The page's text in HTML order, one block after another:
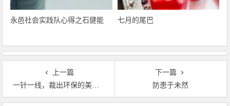
永邑社会实践队心得之石健能 七月的尾巴
上一篇
一针一线，裁出环保的美丽。
下一篇
防患于未然